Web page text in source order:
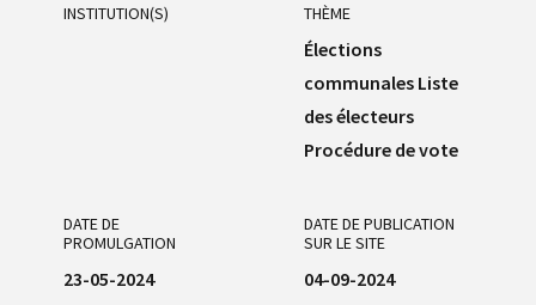
INSTITUTION(S) THÈME
Élections
communales Liste
des électeurs
Procédure de vote
DATE DE
PROMULGATION
23-05-2024
DATE DE PUBLICATION
SUR LE SITE
04-09-2024